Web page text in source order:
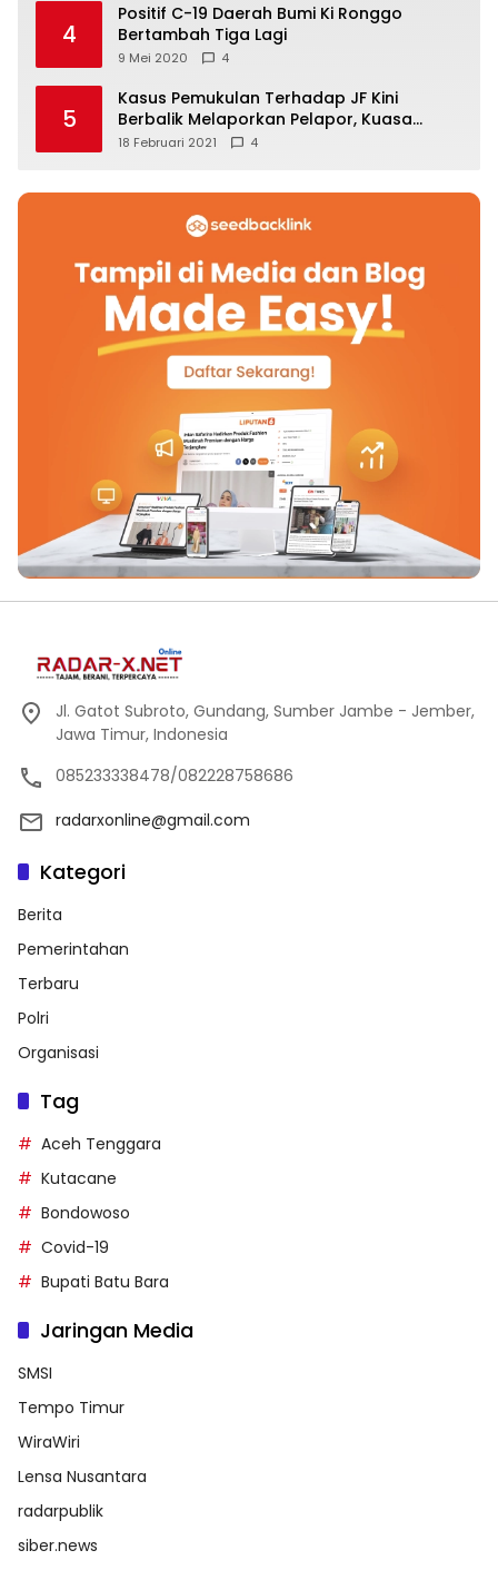
4
Positif C-19 Daerah Bumi Ki Ronggo
Bertambah Tiga Lagi
9 Mei 2020 4
5
Kasus Pemukulan Terhadap JF Kini
Berbalik Melaporkan Pelapor, Kuasa
Hukum Angkat Bicara
18 Februari 2021 4
Jl. Gatot Subroto, Gundang, Sumber Jambe - Jember,
Jawa Timur, Indonesia
085233338478/082228758686
radarxonline@gmail.com
Kategori
Berita
Pemerintahan
Terbaru
Polri
Organisasi
Tag
Aceh Tenggara
Kutacane
Bondowoso
Covid-19
Bupati Batu Bara
Jaringan Media
SMSI
Tempo Timur
WiraWiri
Lensa Nusantara
radarpublik
siber.news